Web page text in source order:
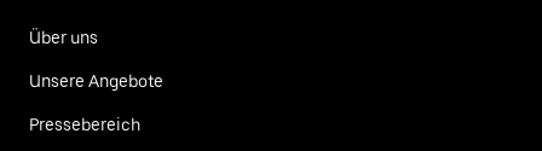
Über uns
Unsere Angebote
Pressebereich